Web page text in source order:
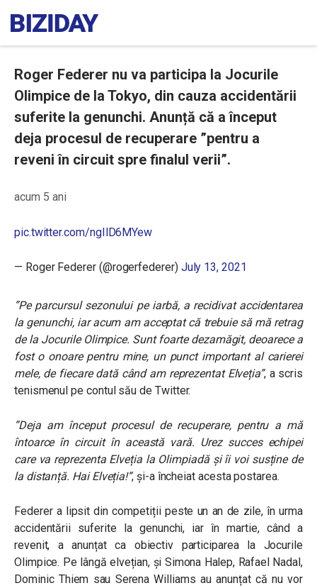
Roger Federer nu va participa la Jocurile
Olimpice de la Tokyo, din cauza accidentării
suferite la genunchi. Anunță că a început
deja procesul de recuperare ”pentru a
reveni în circuit spre finalul verii”.
acum 5 ani
pic.twitter.com/ngIlD6MYew
— Roger Federer (@rogerfederer) July 13, 2021
”Pe parcursul sezonului pe iarbă, a recidivat accidentarea
la genunchi, iar acum am acceptat că trebuie să mă retrag
de la Jocurile Olimpice. Sunt foarte dezamăgit, deoarece a
fost o onoare pentru mine, un punct important al carierei
mele, de fiecare dată când am reprezentat Elveția”,a scris
tenismenul pe contul său de Twitter.
”Deja am început procesul de recuperare, pentru a mă
întoarce în circuit în această vară. Urez succes echipei
care va reprezenta Elveția la Olimpiadă și îi voi susține de
la distanță. Hai Elveția!”, și-a încheiat acesta postarea.
Federer a lipsit din competiții peste un an de zile, în urma
accidentării suferite la genunchi, iar în martie, când a
revenit, a anunțat ca obiectiv participarea la Jocurile
Olimpice. Pe lângă elvețian, și Simona Halep, Rafael Nadal,
Dominic Thiem sau Serena Williams au anunțat că nu vor